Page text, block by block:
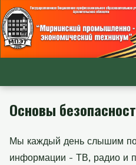
Основы
Мы каждый день слышим по
информации - ТВ, радио и